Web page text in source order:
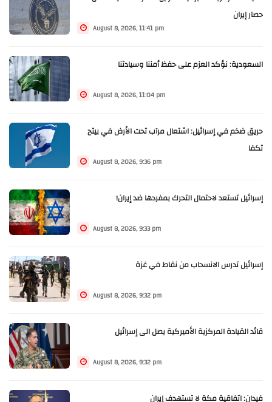
حصار إيران
August 8, 2026, 11:41 pm
السعودية: نؤكد العزم على حفظ أمننا وسيادتنا
August 8, 2026, 11:04 pm
حريق ضخم في إسرائيل: اشتعال مرآب تحت الأرض في بيتح
تكفا
August 8, 2026, 9:36 pm
إسرائيل تستعد لاحتمال التحرك بمفردها ضد إيران!
August 8, 2026, 9:33 pm
إسرائيل تدرس الانسحاب من نقاط في غزة
August 8, 2026, 9:32 pm
قائد القيادة المركزية الأميركية يصل الى إسرائيل
August 8, 2026, 9:32 pm
فيدان: اتفاقية مكة لا تستهدف إيران